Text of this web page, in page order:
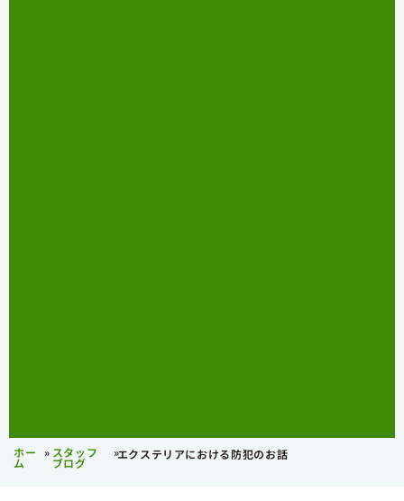
ホー
ム
» スタッフ
ブログ
»エクステリアにおける防犯のお話